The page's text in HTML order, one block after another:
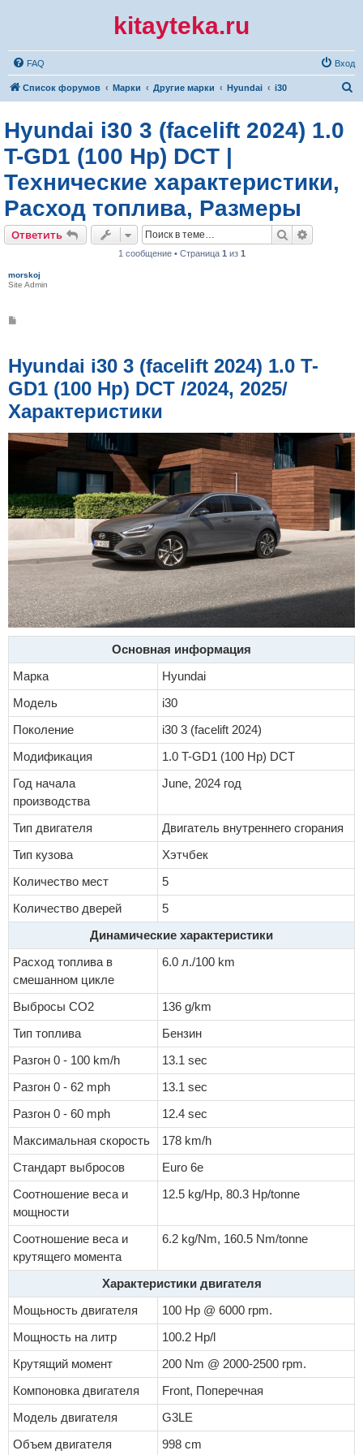
kitayteka.ru
FAQ Вход
Список форумов Марки Другие марки Hyundai i30
Hyundai i30 3 (facelift 2024) 1.0
T-GD1 (100 Hp) DCT |
Технические характеристики,
Расход топлива, Размеры
Ответить Поиск
1 сообщение • Страница 1 из 1
morskoj
Site Admin
щ
е
и
е
Hyundai i30 3 (facelift 2024) 1.0 T-
GD1 (100 Hp) DCT /2024, 2025/
Характеристики
Основная информация
Марка
Hyundai
Модель
i30
Поколение
i30 3 (facelift 2024)
Модификация
1.0 T-GD1 (100 Hp) DCT
Год начала
производства
June, 2024 год
Тип двигателя
Двигатель внутреннего сгорания
Тип кузова
Хэтчбек
Количество мест
5
Количество дверей
5
Динамические характеристики
Расход топлива в
смешанном цикле
6.0 л./100 km
Выбросы CO2
136 g/km
Тип топлива
Бензин
Разгон 0 - 100 km/h
13.1 sec
Разгон 0 - 62 mph
13.1 sec
Разгон 0 - 60 mph
12.4 sec
Максимальная скорость
178 km/h
Стандарт выбросов
Euro 6e
Соотношение веса и
мощности
12.5 kg/Hp, 80.3 Hp/tonne
Соотношение веса и
крутящего момента
6.2 kg/Nm, 160.5 Nm/tonne
Характеристики двигателя
Мощьность двигателя
100 Hp @ 6000 rpm.
Мощность на литр
100.2 Hp/l
Крутящий момент
200 Nm @ 2000-2500 rpm.
Компоновка двигателя
Front, Поперечная
Модель двигателя
G3LE
Объем двигателя
998 cm